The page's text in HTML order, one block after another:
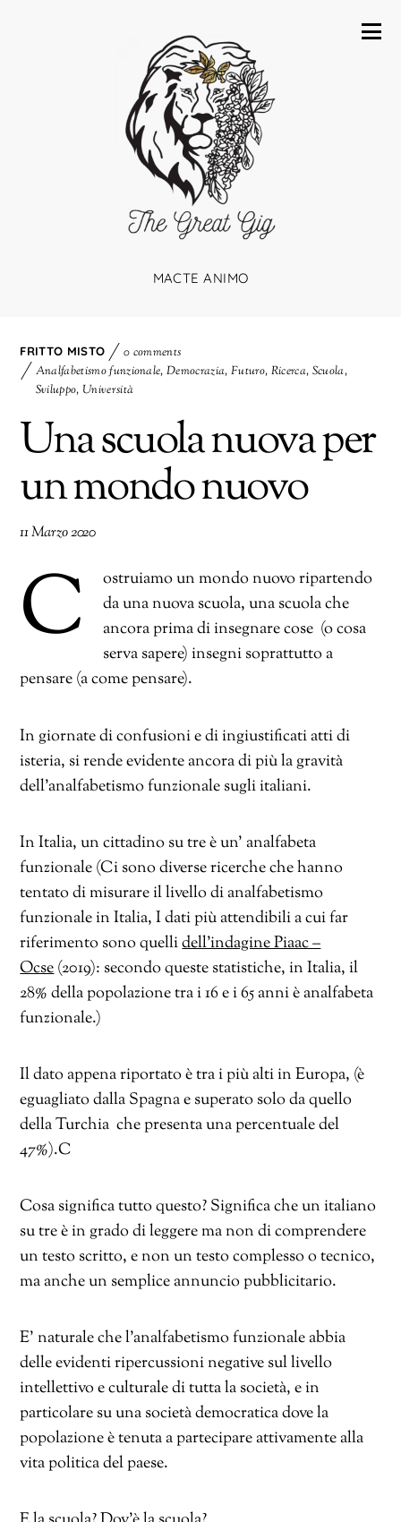
MACTE ANIMO
FRITTO MISTO
0 comments
Analfabetismo funzionale,Democrazia,Futuro, Ricerca, Scuola,
Sviluppo, Università
Una scuola nuova per
un mondo nuovo
11 Marzo 2020
C
ostruiamo un mondo nuovo ripartendo
da una nuova scuola, una scuola che
ancora prima di insegnare cose (o cosa
serva sapere) insegni soprattutto a
pensare (a come pensare).
In giornate di confusioni e di ingiustificati atti di
isteria, si rende evidente ancora di più la gravità
dell’analfabetismo funzionale sugli italiani.
In Italia, un cittadino su tre è un’ analfabeta
funzionale (Ci sono diverse ricerche che hanno
tentato di misurare il livello di analfabetismo
funzionale in Italia, I dati più attendibili a cui far
riferimento sono quellidell’indagine Piaac –
Ocse(2019): secondo queste statistiche, in Italia, il
28% della popolazione tra i 16 e i 65 anni è analfabeta
funzionale.)
Il dato appena riportato è tra i più alti in Europa, (è
eguagliato dalla Spagna e superato solo da quello
della Turchia che presenta una percentuale del
47%).C
Cosa significa tutto questo? Significa che un italiano
su tre è in grado di leggere ma non di comprendere
un testo scritto, e non un testo complesso o tecnico,
ma anche un semplice annuncio pubblicitario.
E’ naturale che l’analfabetismo funzionale abbia
delle evidenti ripercussioni negative sul livello
intellettivo e culturale di tutta la società, e in
particolare su una società democratica dove la
popolazione è tenuta a partecipare attivamente alla
vita politica del paese.